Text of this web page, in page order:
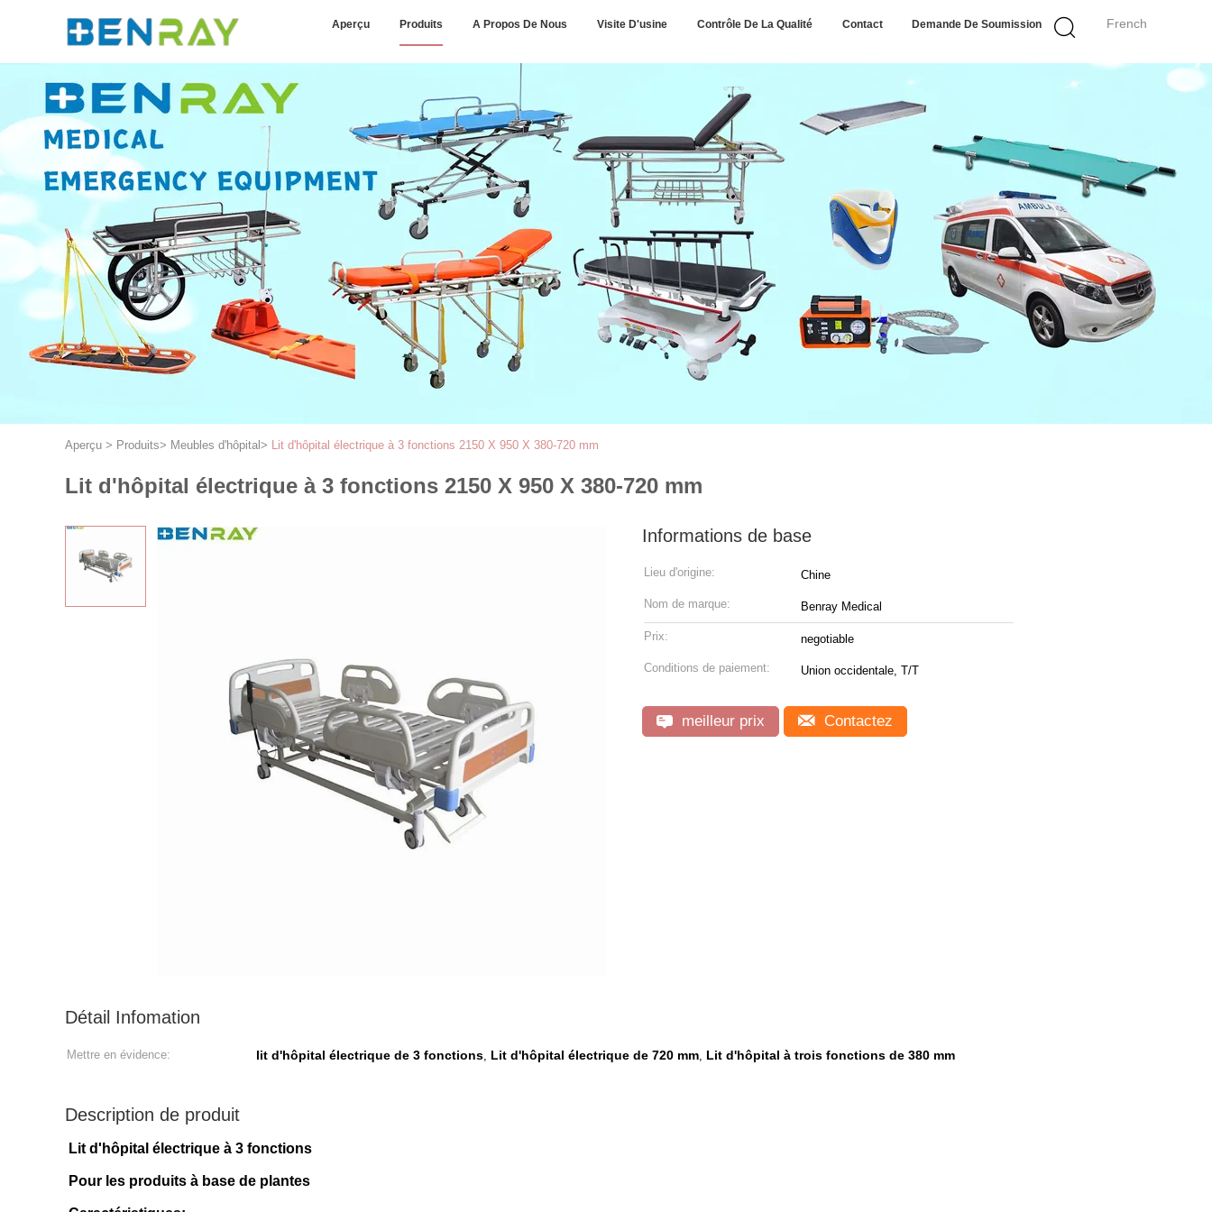
French
Aperçu Produits A Propos De Nous Visite D'usine Contrôle De La Qualité Contact Demande De Soumission
Aperçu > Produits> Meubles d'hôpital > Lit d'hôpital électrique à 3 fonctions 2150 X 950 X 380-720 mm
Lit d'hôpital électrique à 3 fonctions 2150 X 950 X 380-720 mm
Informations de base
Lieu d'origine: Chine
Nom de marque: Benray Medical
Prix: negotiable
Conditions de paiement: Union occidentale, T/T
meilleur prix Contactez
Détail Infomation
Mettre en évidence: lit d'hôpital électrique de 3 fonctions, Lit d'hôpital électrique de 720 mm, Lit d'hôpital à trois fonctions de 380 mm
Description de produit
Lit d'hôpital électrique à 3 fonctions
Pour les produits à base de plantes